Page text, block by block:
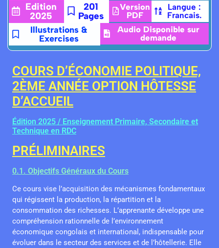
Edition
2025
201
Pages
Version
PDF
Langue :
Francais.
Illustrations &
Exercises
Audio Disponible sur
demande
COURS D’ÉCONOMIE POLITIQUE,
2ÈME ANNÉE OPTION HÔTESSE
D’ACCUEIL
Édition 2025 / Enseignement Primaire, Secondaire et
Technique en RDC
PRÉLIMINAIRES
0.1. Objectifs Généraux du Cours
Ce cours vise l’acquisition des mécanismes fondamentaux
qui régissent la production, la répartition et la
consommation des richesses. L’apprenante développe une
compréhension rationnelle de l’environnement
économique congolais et international, indispensable pour
évoluer dans le secteur des services et de l’hôtellerie. Elle